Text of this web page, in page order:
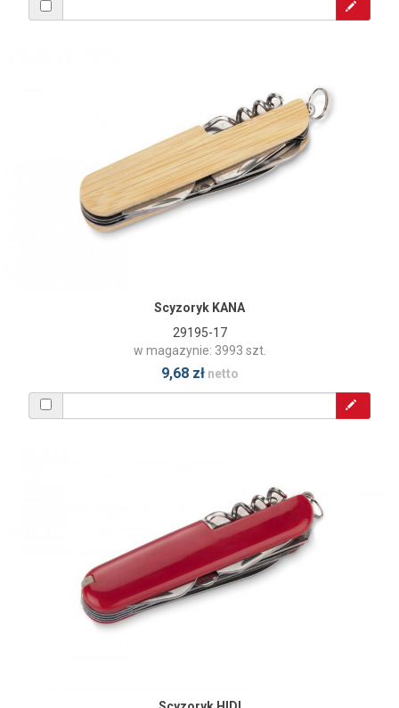
Scyzoryk KANA
29195-17
w magazynie: 3993 szt.
9,68 złnetto